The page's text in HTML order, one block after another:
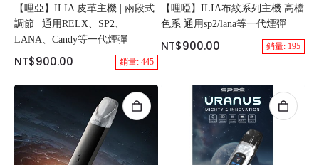
【哩亞】ILIA 皮革主機 | 兩段式
調節 | 通用RELX、SP2、
LANA、Candy等一代煙彈
NT$900.00 銷量: 445
【哩啞】ILIA布紋系列主機 高檔
色系 通用sp2/lana等一代煙彈
NT$900.00 銷量: 195